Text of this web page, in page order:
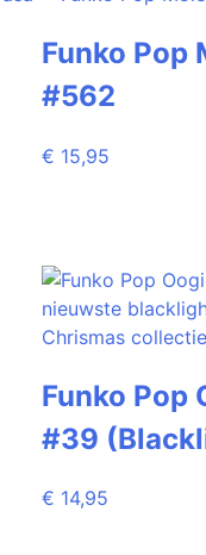
Funko Pop
#562
€ 15,95
Funko Pop
#39
€ 14,95